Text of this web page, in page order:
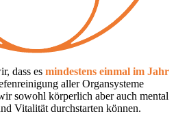
dass es mindestens einmal im Jahr
aller Organsysteme
sowohl körperlich aber auch mental
Vitalität durchstarten können.